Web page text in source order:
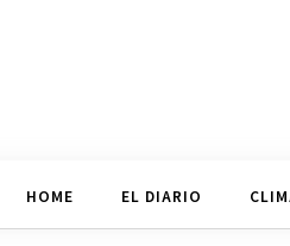
HOME EL DIARIO